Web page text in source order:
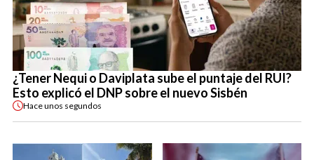
¿Tener Nequi o Daviplata sube el puntaje del RUI?
Esto explicó el DNP sobre el nuevo Sisbén
Haceunos segundos